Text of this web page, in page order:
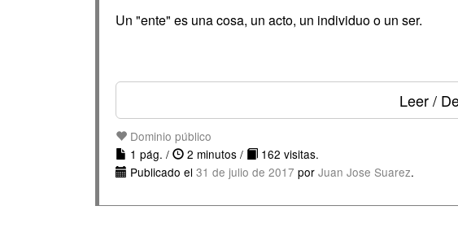
Un "ente" es una cosa, un acto, un individuo o un ser.
Leer /
Dominio público
1 pág. /
2 minutos /
162 visitas.
Publicado el 31 de julio de 2017 por Juan Jose Suarez.